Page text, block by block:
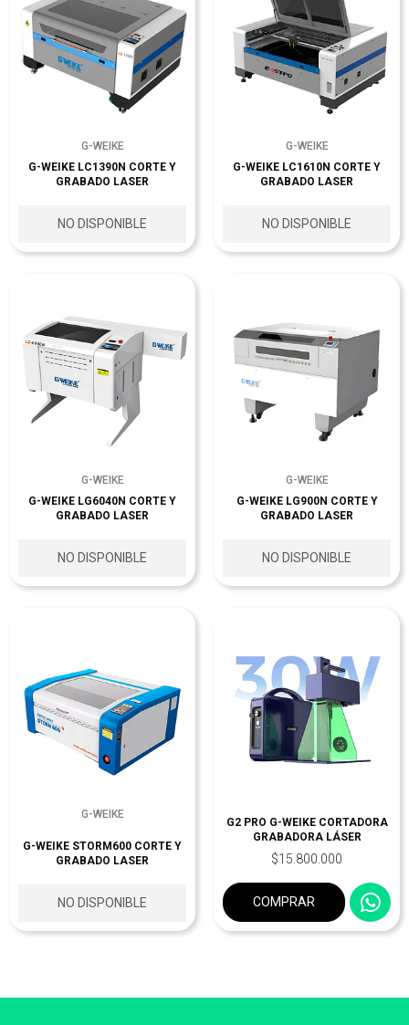
G-WEIKE
G-WEIKE LC1390N CORTE Y
GRABADO LASER
NO DISPONIBLE
G-WEIKE
G-WEIKE LC1610N CORTE Y
GRABADO LASER
NO DISPONIBLE
G-WEIKE
G-WEIKE LG6040N CORTE Y
GRABADO LASER
NO DISPONIBLE
G-WEIKE
G-WEIKE LG900N CORTE Y
GRABADO LASER
NO DISPONIBLE
G-WEIKE
G-WEIKE STORM600 CORTE Y
GRABADO LASER
NO DISPONIBLE
G2 PRO G-WEIKE CORTADORA
GRABADORA LÁSER
$15.800.000
COMPRAR